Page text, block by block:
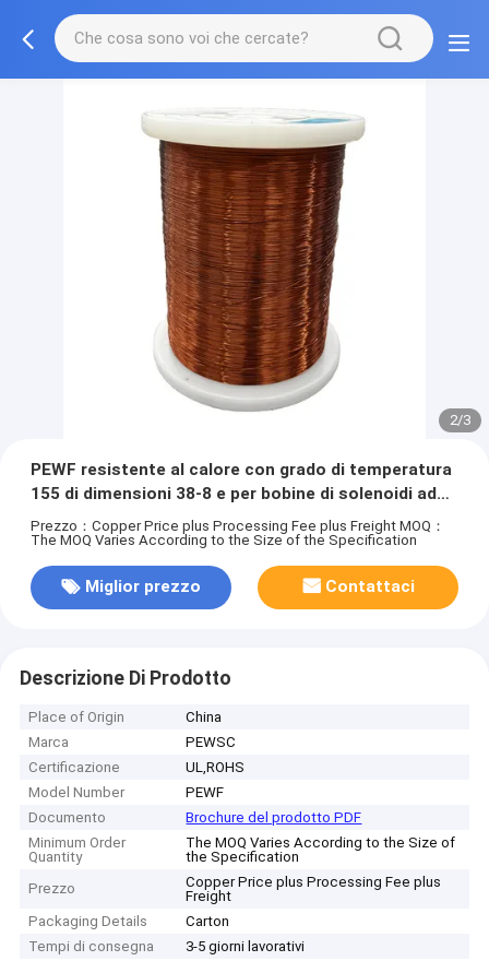
2/3
PEWF resistente al calore con grado di temperatura
155 di dimensioni 38-8 e per bobine di solenoidi ad
alta tensione
Prezzo：Copper Price plus Processing Fee plus Freight MOQ：
The MOQ Varies According to the Size of the Specification
Miglior prezzo Contattaci
Descrizione Di Prodotto
Place of Origin
China
Marca
PEWSC
Certificazione
UL,ROHS
Model Number
PEWF
Documento
Brochure del prodotto PDF
Minimum Order
Quantity
The MOQ Varies According to the Size of
the Specification
Prezzo
Copper Price plus Processing Fee plus
Freight
Packaging Details
Carton
Tempi di consegna
3-5 giorni lavorativi